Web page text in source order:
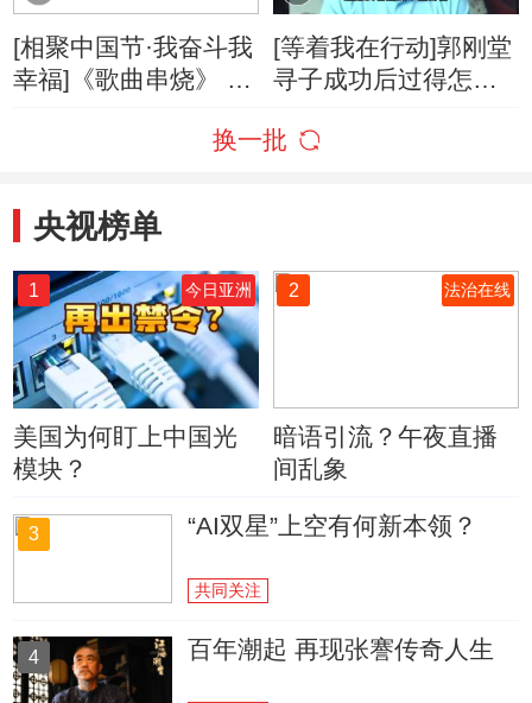
[相聚中国节·我奋斗我
幸福]《歌曲串烧》 演
[等着我在行动]郭刚堂
寻子成功后过得怎么
访谈亲情
换一批
央视榜单
1 今日亚洲
美国为何盯上中国光
模块？
2 法治在线
暗语引流？午夜直播
间乱象
3 “AI双星”上空有何新本领？
共同关注
4 百年潮起 再现张謇传奇人生